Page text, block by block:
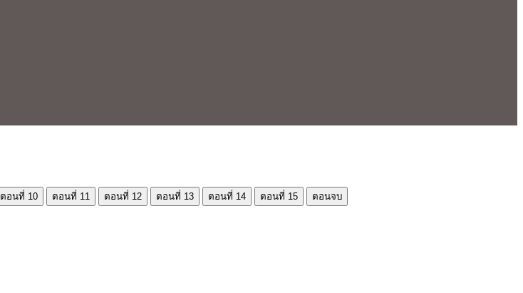
ตอนที่ 10 ตอนที่ 11 ตอนที่ 12 ตอนที่ 13 ตอนที่ 14 ตอนที่ 15
ตอนจบ